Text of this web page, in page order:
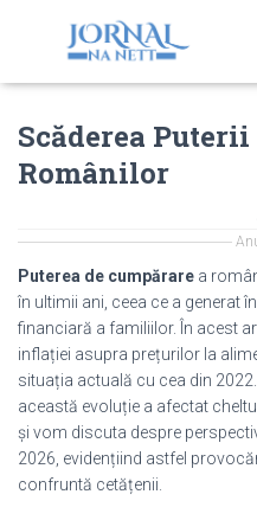
Scăderea
Românilor
Puterea de cumpărare a
în ultimii ani, ceea ce a generat
financiară a familiilor. În acest
inflației asupra prețurilor la
situația actuală cu cea din
această evoluție a afectat
și vom discuta despre
2026, evidențiind astfel
confruntă cetățenii.